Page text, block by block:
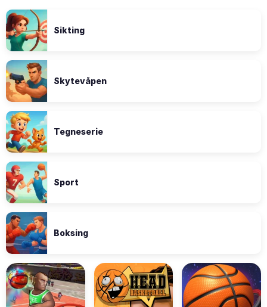
Sikting
Skytevåpen
Tegneserie
Sport
Boksing